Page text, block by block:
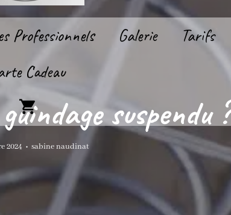
Professionnels Galerie Tarifs
Cadeau
suspendu ?
2024 • sabine naudinat